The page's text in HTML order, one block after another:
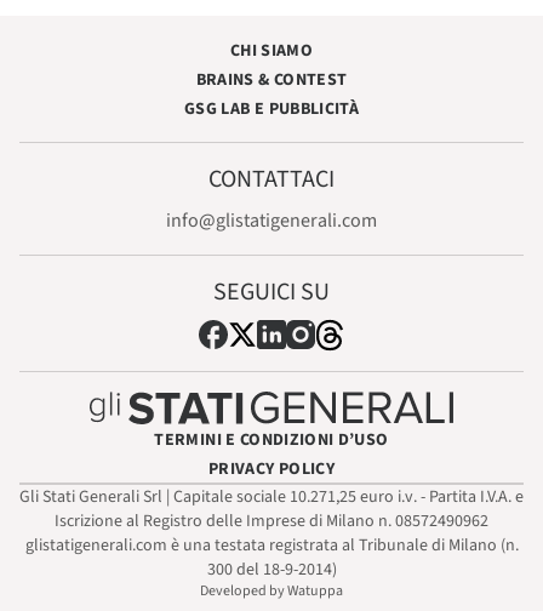
CHI SIAMO
BRAINS & CONTEST
GSG LAB E PUBBLICITÀ
CONTATTACI
info@glistatigenerali.com
SEGUICI SU
TERMINI E CONDIZIONI D’USO
PRIVACY POLICY
Gli Stati Generali Srl | Capitale sociale 10.271,25 euro i.v. - Partita I.V.A. e
Iscrizione al Registro delle Imprese di Milano n. 08572490962
glistatigenerali.com è una testata registrata al Tribunale di Milano (n.
300 del 18-9-2014)
Developed by Watuppa